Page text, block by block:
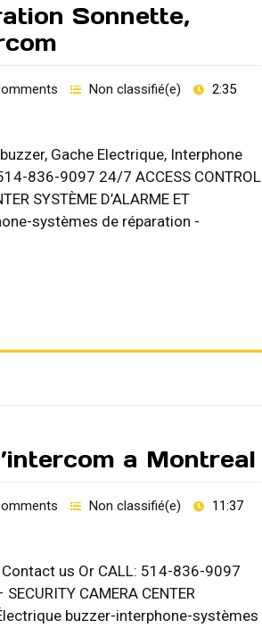
Sonnette,
Non classifié(e)
2:35
Gache Electrique, Interphone
836-9097 24/7 ACCESS CONTROL
SYSTÈME D’ALARME ET
systèmes de réparation -
a Montreal
Non classifié(e)
11:37
us Or CALL: 514-836-9097
CAMERA CENTER
Électrique buzzer-interphone-systèmes